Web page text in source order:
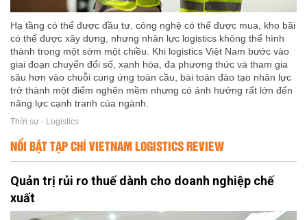
Hạ tầng có thể được đầu tư, công nghệ có thể được mua, kho bãi
có thể được xây dựng, nhưng nhân lực logistics không thể hình
thành trong một sớm một chiều. Khi logistics Việt Nam bước vào
giai đoạn chuyển đổi số, xanh hóa, đa phương thức và tham gia
sâu hơn vào chuỗi cung ứng toàn cầu, bài toán đào tạo nhân lực
trở thành một điểm nghẽn mềm nhưng có ảnh hưởng rất lớn đến
năng lực cạnh tranh của ngành.
Thời sự - Logistics
NỔI BẬT TẠP CHÍ VIETNAM LOGISTICS REVIEW
Quản trị rủi ro thuế dành cho doanh nghiệp chế
xuất